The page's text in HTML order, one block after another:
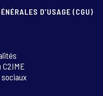
D’USAGE (CGU)
C2IME